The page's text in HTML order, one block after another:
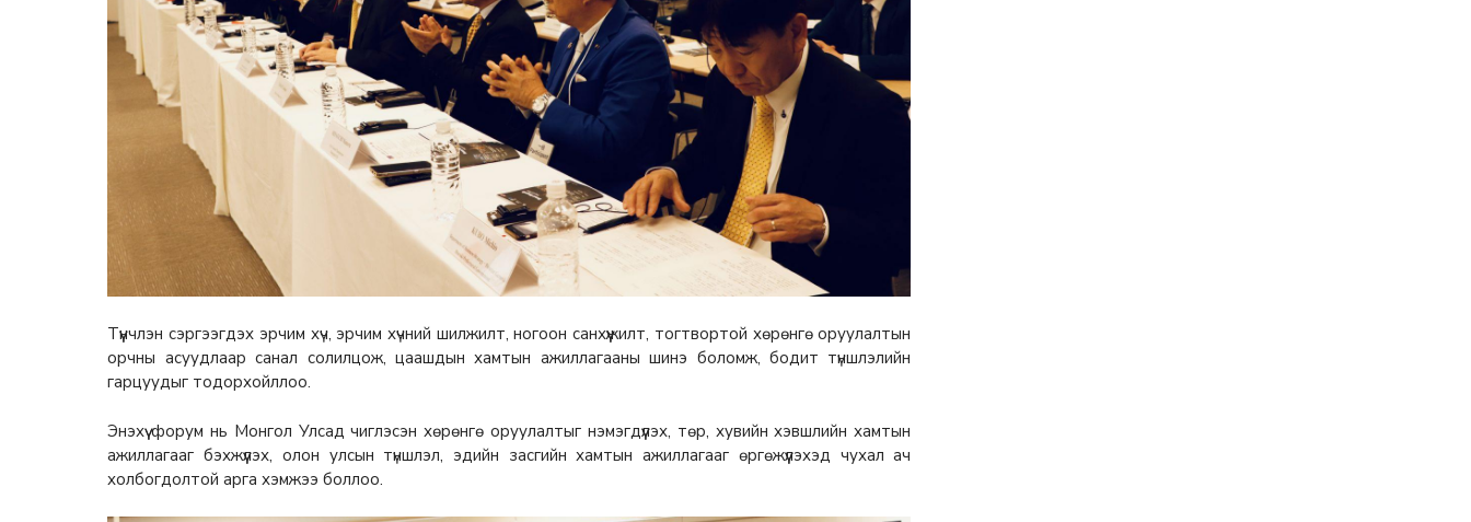
Түүнчлэн сэргээгдэх эрчим хүч, эрчим хүчний шилжилт, ногоон санхүүжилт, тогтвортой хөрөнгө оруулалтын
орчны асуудлаар санал солилцож, цаашдын хамтын ажиллагааны шинэ боломж, бодит түншлэлийн
гарцуудыг тодорхойллоо.
Энэхүү форум нь Монгол Улсад чиглэсэн хөрөнгө оруулалтыг нэмэгдүүлэх, төр, хувийн хэвшлийн хамтын
ажиллагааг бэхжүүлэх, олон улсын түншлэл, эдийн засгийн хамтын ажиллагааг өргөжүүлэхэд чухал ач
холбогдолтой арга хэмжээ боллоо.